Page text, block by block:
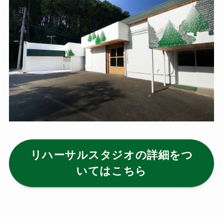
リハーサルスタジオの詳細をつ
いてはこちら